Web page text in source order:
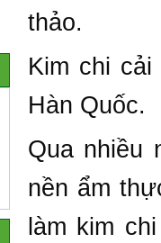
thảo.
Kim chi
Hàn Quốc.
Qua nhiều
nền ẩm
làm kim